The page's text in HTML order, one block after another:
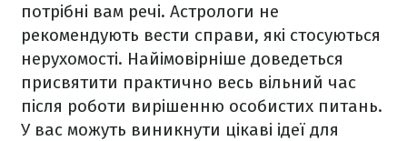
потрібні вам речі. Астрологи не
рекомендують вести справи, які стосуються
нерухомості. Найімовірніше доведеться
присвятити практично весь вільний час
після роботи вирішенню особистих питань.
У вас можуть виникнути цікаві ідеї для